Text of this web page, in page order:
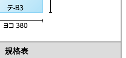
規格表